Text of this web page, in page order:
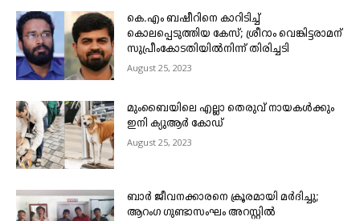
കെ.എം ബഷീറിനെ കാറിടിച്ച്
കൊലപ്പെടുത്തിയ കേസ്; ശ്രീറാം വെങ്കിട്ടരാമന്
സുപ്രീംകോടതിയിൽനിന്ന് തിരിച്ചടി
August 25, 2023
മുംബൈയിലെ എല്ലാ തെരുവ് നായകൾക്കും
ഇനി ക്യുആർ കോഡ്
August 25, 2023
ബാർ ജീവനക്കാരനെ ക്രൂരമായി മർദിച്ചു;
ആറംഗ ഗുണ്ടാസംഘം അറസ്റ്റിൽ